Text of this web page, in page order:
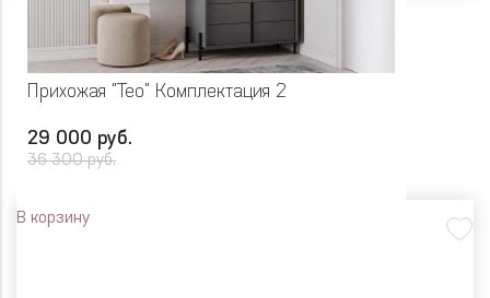
Прихожая "Тео" Комплектация 2
29 000 руб.
36 300 руб.
В корзину